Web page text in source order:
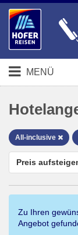
MENÜ
All-inclusive
Preis
Zu Ihren
Angebot